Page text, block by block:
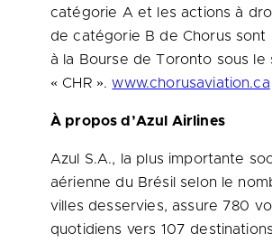
catégorie A et les actions à
de catégorie B de Chorus sont
à la Bourse deToronto sous le
« CHR ».www.chorusaviation.ca
À propos d’Azul Airlines
Azul S.A., la plus importante
aérienne du Brésil selon le
villes desservies, assure 780
quotidiens vers 107